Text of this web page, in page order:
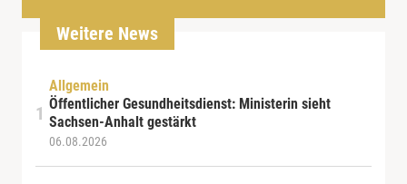
Weitere News
Allgemein
Öffentlicher Gesundheitsdienst: Ministerin sieht
Sachsen-Anhalt gestärkt
06.08.2026